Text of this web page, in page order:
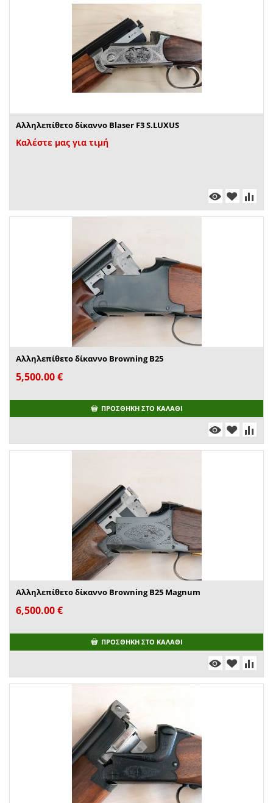
Αλληλεπίθετο δίκαννο Blaser F3 S.LUXUS
Καλέστε μας για τιμή
Αλληλεπίθετο δίκαννο Browning B25
5,500.00€
ΠΡΟΣΘΉΚΗ ΣΤΟ ΚΑΛΆΘΙ
Αλληλεπίθετο δίκαννο Browning B25 Magnum
6,500.00€
ΠΡΟΣΘΉΚΗ ΣΤΟ ΚΑΛΆΘΙ